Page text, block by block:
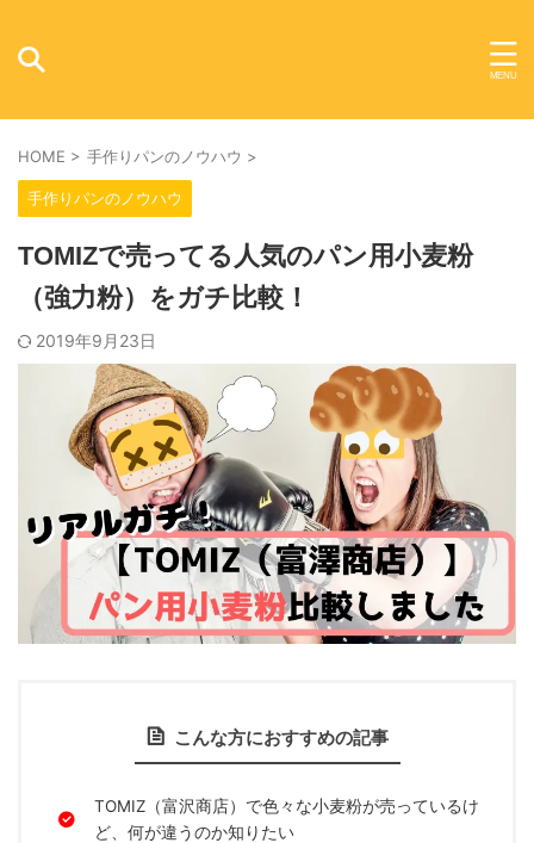
HOME > 手作りパンのノウハウ >
手作りパンのノウハウ
TOMIZで売ってる人気のパン用小麦粉
（強力粉）をガチ比較！
2019年9月23日
こんな方におすすめの記事
TOMIZ（富沢商店）で色々な小麦粉が売っているけ
ど、何が違うのか知りたい